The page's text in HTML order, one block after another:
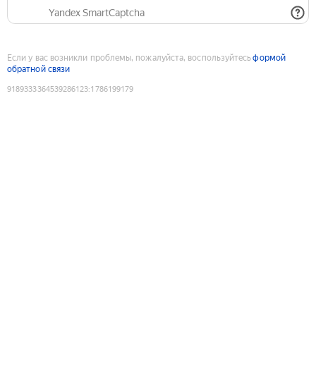
Yandex SmartCaptcha
Если у вас возникли проблемы, пожалуйста, воспользуйтесьформой
обратной связи
9189333364539286123:1786199179